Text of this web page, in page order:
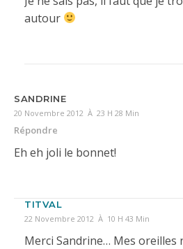
autour
SANDRINE
20 Novembre 2012 À 23 H 28 Min
Répondre
Eh eh joli le bonnet!
TITVAL
22 Novembre 2012 À 10 H 43 Min
Merci Sandrine… Mes oreilles